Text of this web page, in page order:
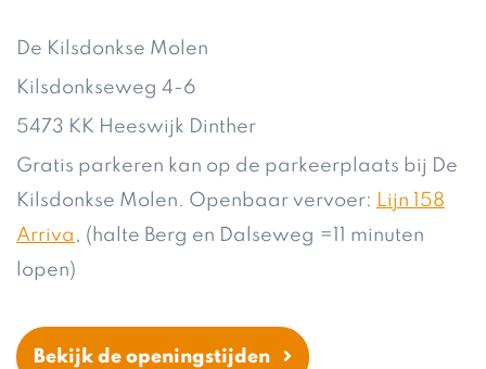
De Kilsdonkse Molen
Kilsdonkseweg 4-6
5473 KK Heeswijk Dinther
Gratis parkeren kan op de parkeerplaats bij De
Kilsdonkse Molen. Openbaar vervoer: Lijn 158
Arriva , (halte Berg en Dalseweg =11 minuten
lopen)
Bekijk de openingstijden